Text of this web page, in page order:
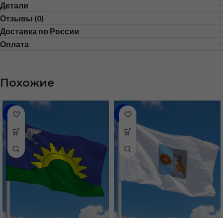
Детали
Отзывы (0)
Доставка по России
Оплата
Похожие
-48% -46%